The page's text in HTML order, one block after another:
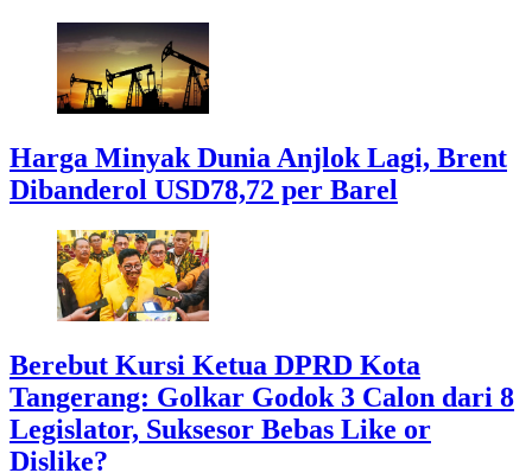
Harga Minyak Dunia Anjlok Lagi, Brent
Dibanderol USD78,72 per Barel
Berebut Kursi Ketua DPRD Kota
Tangerang: Golkar Godok 3 Calon dari 8
Legislator, Suksesor Bebas Like or
Dislike?